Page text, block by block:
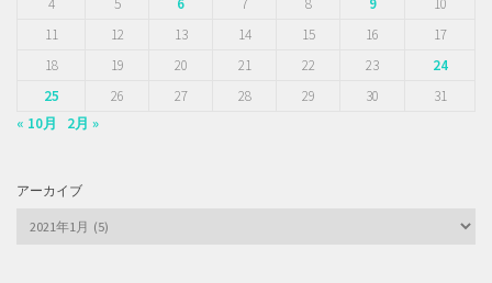
11
12 13 14 15 16
17
18
19 20 21 22 23
24
25
26 27 28 29 30
31
« 10月
2月 »
アーカイブ